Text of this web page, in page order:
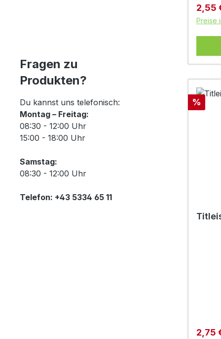
Fragen zu
Produkten?
Du kannst uns telefonisch:
Montag – Freitag:
08:30 - 12:00 Uhr
15:00 - 18:00 Uhr
Samstag:
08:30 - 12:00 Uhr
Telefon: +43 5334 65 11
2,55
Preise
Rabatt
%
2,75